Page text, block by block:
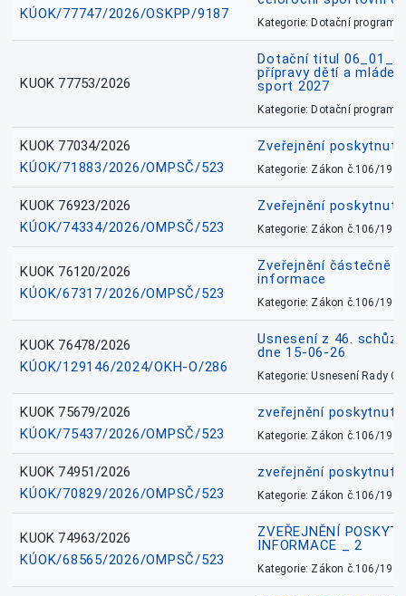
KÚOK/77747/2026/OSKPP/9187
Kategorie: Dotační
KUOK 77753/2026
Dotační titul
přípravy dětí a
sport 2027
Kategorie: Dotační
KUOK 77034/2026
KÚOK/71883/2026/OMPSČ/523
Zveřejnění
Kategorie: Zákon č.106/1999
KUOK 76923/2026
KÚOK/74334/2026/OMPSČ/523
Zveřejnění
Kategorie: Zákon č.106/1999
KUOK 76120/2026
KÚOK/67317/2026/OMPSČ/523
Zveřejnění částečně
informace
Kategorie: Zákon č.106/1999
KUOK 76478/2026
KÚOK/129146/2024/OKH-O/286
Usnesení z 46.
dne 15-06-26
Kategorie: Usnesení Rady
KUOK 75679/2026
KÚOK/75437/2026/OMPSČ/523
zveřejnění
Kategorie: Zákon č.106/1999
KUOK 74951/2026
KÚOK/70829/2026/OMPSČ/523
zveřejnění
Kategorie: Zákon č.106/1999
KUOK 74963/2026
KÚOK/68565/2026/OMPSČ/523
ZVEŘEJNĚNÍ
INFORMACE _ 2
Kategorie: Zákon č.106/1999